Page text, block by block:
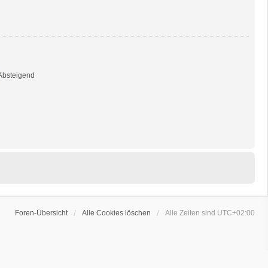
Foren-Übersicht Alle Cookies löschen Alle Zeiten sind UTC+02:00